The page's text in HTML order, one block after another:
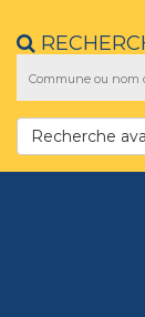
Recherche